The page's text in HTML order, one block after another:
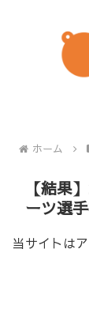
ホーム
【結果
ーツ選
当サイトは